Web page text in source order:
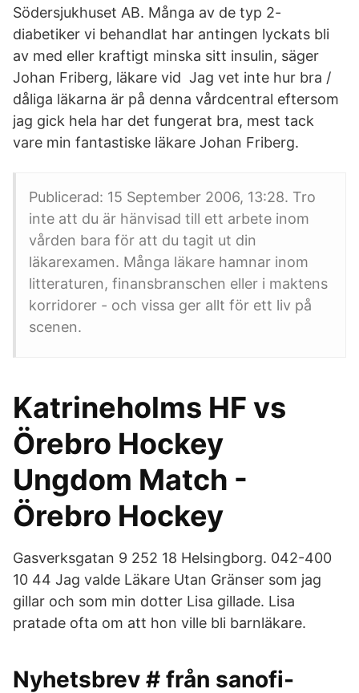
Södersjukhuset AB. Många av de typ 2-
diabetiker vi behandlat har antingen lyckats bli
av med eller kraftigt minska sitt insulin, säger
Johan Friberg, läkare vid Jag vet inte hur bra /
dåliga läkarna är på denna vårdcentral eftersom
jag gick hela har det fungerat bra, mest tack
vare min fantastiske läkare Johan Friberg.
Publicerad: 15 September 2006, 13:28. Tro
inte att du är hänvisad till ett arbete inom
vården bara för att du tagit ut din
läkarexamen. Många läkare hamnar inom
litteraturen, finansbranschen eller i maktens
korridorer - och vissa ger allt för ett liv på
scenen.
Katrineholms HF vs
Örebro Hockey
Ungdom Match -
Örebro Hockey
Gasverksgatan 9 252 18 Helsingborg. 042-400
10 44 Jag valde Läkare Utan Gränser som jag
gillar och som min dotter Lisa gillade. Lisa
pratade ofta om att hon ville bli barnläkare.
Nyhetsbrev # från sanofi-